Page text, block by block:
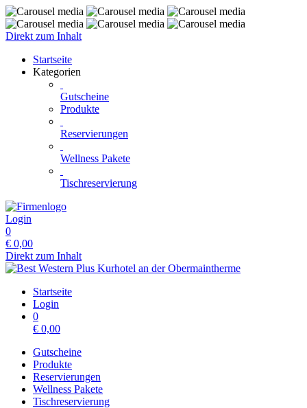
Direkt zum Inhalt
Startseite
Kategorien
Gutscheine
Produkte
Reservierungen
Wellness Pakete
Tischreservierung
Login
0
€ 0,00
Direkt zum Inhalt
Startseite
Login
0
€ 0,00
Gutscheine
Produkte
Reservierungen
Wellness Pakete
Tischreservierung